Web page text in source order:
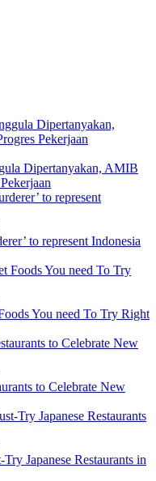
Dipertanyakan, AMIB
to represent Indonesia
You need To Try Right
to Celebrate New
Japanese Restaurants in